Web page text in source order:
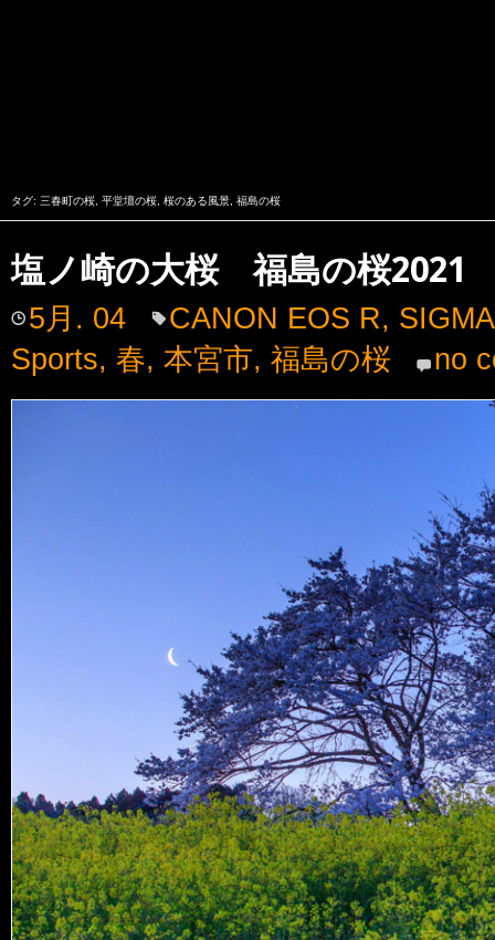
タグ: 三春町の桜, 平堂壇の桜, 桜のある風景, 福島の桜
塩ノ崎の大桜 福島の桜2021
5月. 04 CANON EOS R,
Sports, 春, 本宮市, 福島の桜 no